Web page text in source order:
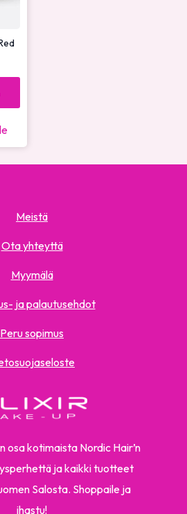
osa kotimaista Nordic Hair’n
ja kaikki tuotteet
Salosta. Shoppaile ja
ihastu!
Meistä
Ota yhteyttä
Myymälä
ja palautusehdot
Peru sopimus